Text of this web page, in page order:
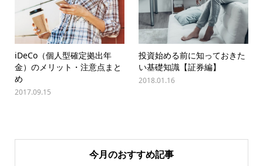
iDeCo（個人型確定拠出年
金）のメリット・注意点まと
め
2017.09.15
投資始める前に知っておきた
い基礎知識【証券編】
2018.01.16
今月のおすすめ記事